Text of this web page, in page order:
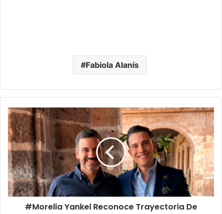
Fabiola Alanís
#Morelia
Yankel
Reconoce
Trayectoria
De
David
Cortés
Pero
Aún
Espera#Morelia Yankel Reconoce Trayectoria De